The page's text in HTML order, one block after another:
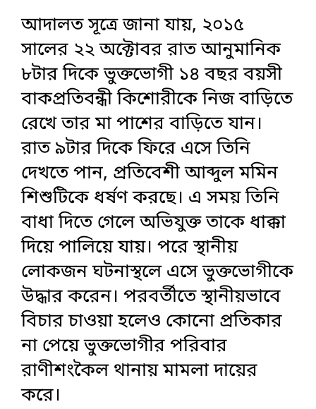
আদালত সূত্রে জানা যায়, ২০১৫
সালের ২২ অক্টোবর রাত আনুমানিক
৮টার দিকে ভুক্তভোগী ১৪ বছর বয়সী
বাকপ্রতিবন্ধী কিশোরীকে নিজ বাড়িতে
রেখে তার মা পাশের বাড়িতে যান।
রাত ৯টার দিকে ফিরে এসে তিনি
দেখতে পান, প্রতিবেশী আব্দুল মমিন
শিশুটিকে ধর্ষণ করছে। এ সময় তিনি
বাধা দিতে গেলে অভিযুক্ত তাকে ধাক্কা
দিয়ে পালিয়ে যায়। পরে স্থানীয়
লোকজন ঘটনাস্থলে এসে ভুক্তভোগীকে
উদ্ধার করেন। পরবর্তীতে স্থানীয়ভাবে
বিচার চাওয়া হলেও কোনো প্রতিকার
না পেয়ে ভুক্তভোগীর পরিবার
রাণীশংকৈল থানায় মামলা দায়ের
করে।